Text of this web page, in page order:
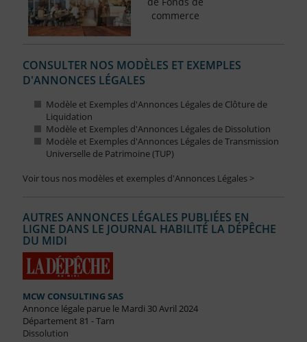
commerce
CONSULTER NOS MODÈLES ET EXEMPLES
D'ANNONCES LÉGALES
Modèle et Exemples d'Annonces Légales de Clôture de
Liquidation
Modèle et Exemples d'Annonces Légales de Dissolution
Modèle et Exemples d'Annonces Légales de Transmission
Universelle de Patrimoine (TUP)
Voir tous nos modèles et exemples d'Annonces Légales >
AUTRES ANNONCES LÉGALES PUBLIÉES EN
LIGNE DANS LE JOURNAL HABILITÉ LA DÉPÊCHE
DU MIDI
MCW CONSULTING SAS
Annonce légale parue le Mardi 30 Avril 2024
Département 81 - Tarn
Dissolution